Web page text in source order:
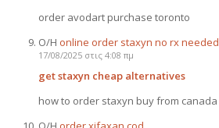
order avodart purchase toronto
Ο/Η online order staxyn no rx needed
17/08/2025 στις 4:08 πμ
get staxyn cheap alternatives
how to order staxyn buy from canada